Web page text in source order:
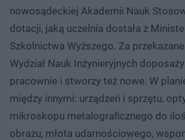
nowosądeckiej Akademii Nauk
dotacji, jaką uczelnia dostała z
Szkolnictwa Wyższego. Za
Wydział Nauk Inżynieryjnych
pracownie i stworzy też nowe. W
między innymi: urządzeń i sprzętu,
mikroskopu metalograficznego do
obrazu, młota udarnościowego,